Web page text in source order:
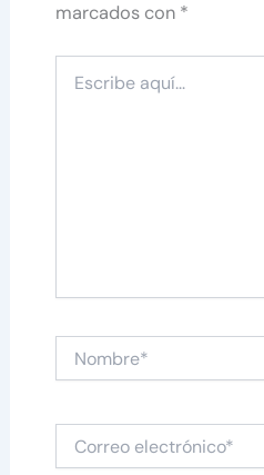
marcados con *
aquí...
electrónico*